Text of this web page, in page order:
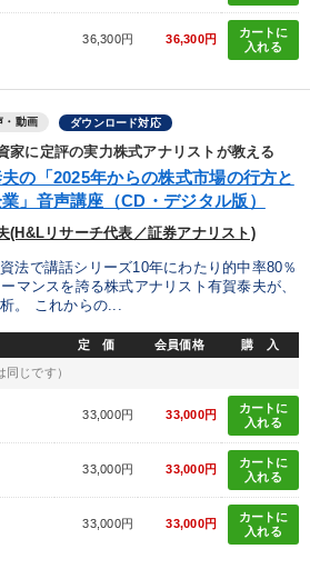
36,300円 36,300円
カートに
入れる
・動画 ダウンロード対応
家に定評の実力株式アナリストが教える
の「2025年からの株式市場の行方と
」音声講座（CD・デジタル版）
(H&Lリサーチ代表／証券アナリスト)
法で講話シリーズ10年にわたり的中率80％
マンスを誇る株式アナリスト有賀泰夫が、
。 これからの...
定 価 会員価格 購 入
同じです）
33,000円 33,000円
カートに
入れる
33,000円 33,000円
カートに
入れる
33,000円 33,000円
カートに
入れる